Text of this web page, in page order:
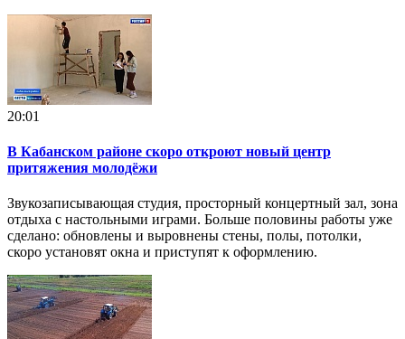
20:01
В Кабанском районе скоро откроют новый центр
притяжения молодёжи
Звукозаписывающая студия, просторный концертный зал, зона
отдыха с настольными играми. Больше половины работы уже
сделано: обновлены и выровнены стены, полы, потолки,
скоро установят окна и приступят к оформлению.